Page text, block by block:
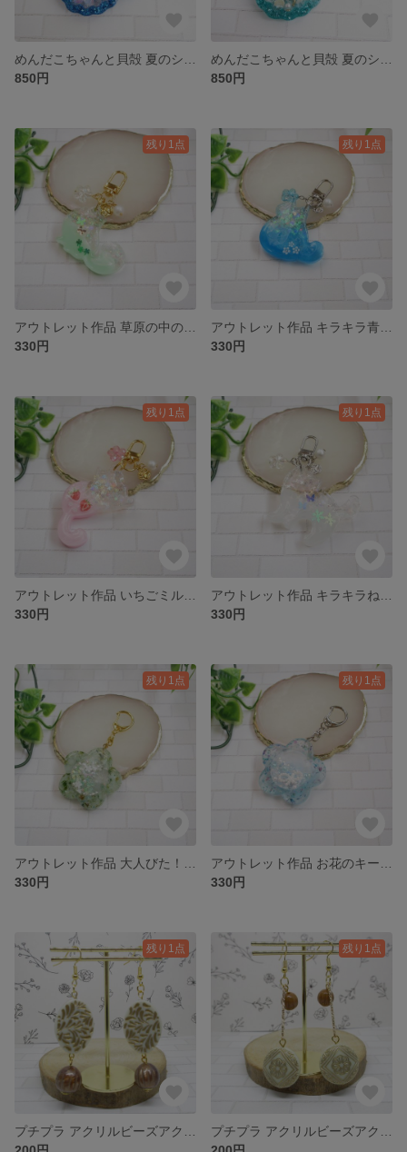
850円
850円
残り1点
330円
残り1点
330円
残り1点
330円
残り1点
330円
残り1点
330円
残り1点
330円
残り1点 残り1点